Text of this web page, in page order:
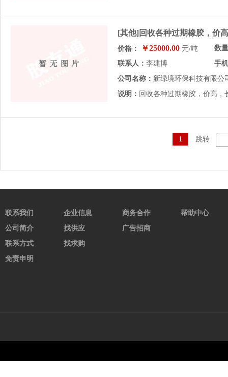
[其他]回收各种过期橡胶，价高
价格： ￥25000.00 元/吨
数
联系人： 李建博
手
公司名称： 新绿境环保科技有限公
说明： 回收各种过期橡胶，价高，
1 跳转
联系我们
公司简介
联系方式
免责申明
企业信息
找供应
找求购
商务合作
广告招商
帮助中心